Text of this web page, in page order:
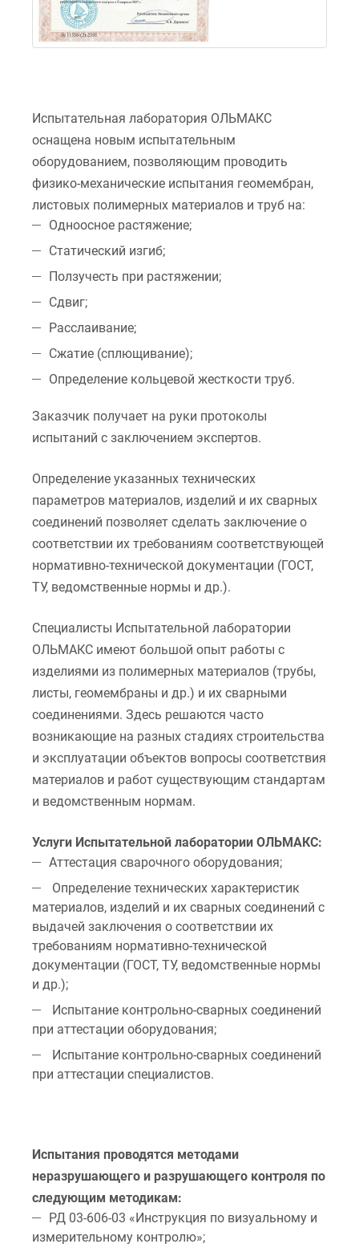
Испытательная лаборатория ОЛЬМАКС
оснащена новым испытательным
оборудованием, позволяющим проводить
физико-механические испытания геомембран,
листовых полимерных материалов и труб на:
Одноосное растяжение;
Статический изгиб;
Ползучесть при растяжении;
Сдвиг;
Расслаивание;
Сжатие (сплющивание);
Определение кольцевой жесткости труб.
Заказчик получает на руки протоколы
испытаний с заключением экспертов.
Определение указанных технических
параметров материалов, изделий и их сварных
соединений позволяет сделать заключение о
соответствии их требованиям соответствующей
нормативно-технической документации (ГОСТ,
ТУ, ведомственные нормы и др.).
Специалисты Испытательной лаборатории
ОЛЬМАКС имеют большой опыт работы с
изделиями из полимерных материалов (трубы,
листы, геомембраны и др.) и их сварными
соединениями. Здесь решаются часто
возникающие на разных стадиях строительства
и эксплуатации объектов вопросы соответствия
материалов и работ существующим стандартам
и ведомственным нормам.
Услуги Испытательной лаборатории ОЛЬМАКС:
Аттестация сварочного оборудования;
Определение технических характеристик
материалов, изделий и их сварных соединений с
выдачей заключения о соответствии их
требованиям нормативно-технической
документации (ГОСТ, ТУ, ведомственные нормы
и др.);
Испытание контрольно-сварных соединений
при аттестации оборудования;
Испытание контрольно-сварных соединений
при аттестации специалистов.
Испытания проводятся методами
неразрушающего и разрушающего контроля по
следующим методикам:
РД 03-606-03 «Инструкция по визуальному и
измерительному контролю»;